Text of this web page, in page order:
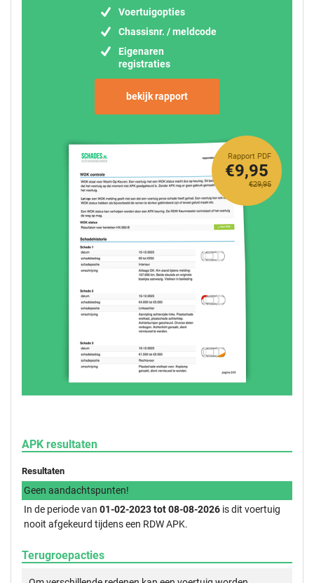
Voertuigopties
Chassisnr. / meldcode
Eigenaren
registraties
bekijk rapport
Rapport PDF
€29,95
€9,95
APK resultaten
Resultaten
Geen aandachtspunten!
In de periode van 01-02-2023 tot 08-08-2026 is dit voertuig
nooit afgekeurd tijdens een RDW APK.
Terugroepacties